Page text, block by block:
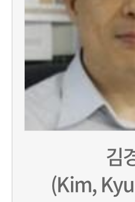
김
(Kim,